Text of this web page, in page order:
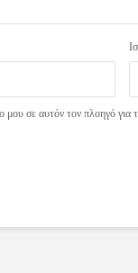
σε αυτόν τον πλοηγό για